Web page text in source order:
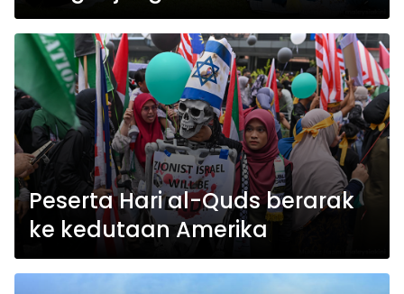
Peserta Hari al-Quds berarak
ke kedutaan Amerika